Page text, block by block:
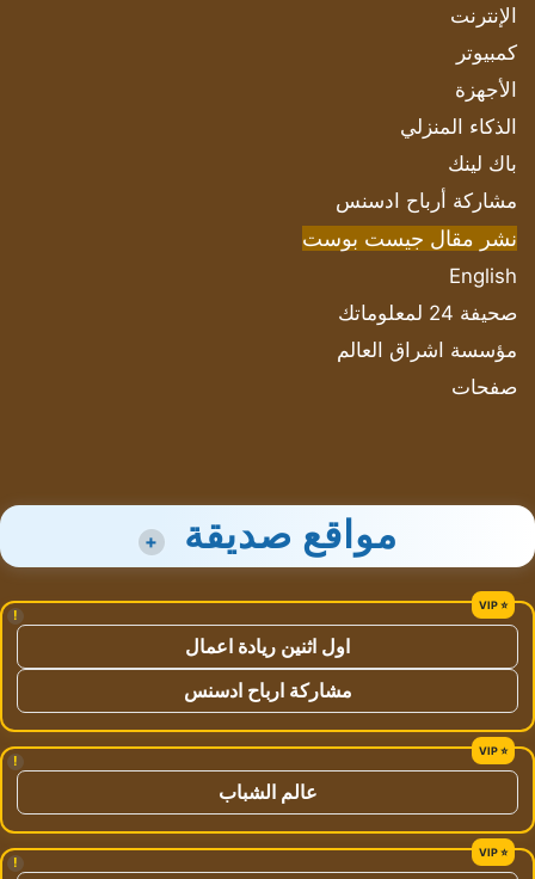
الإنترنت
كمبيوتر
الأجهزة
الذكاء المنزلي
باك لينك
مشاركة أرباح ادسنس
نشر مقال جيست بوست
English
صحيفة 24 لمعلوماتك
مؤسسة اشراق العالم
صفحات
مواقع صديقة +
!
اول اثنين ريادة اعمال
مشاركة ارباح ادسنس
!
عالم الشباب
!